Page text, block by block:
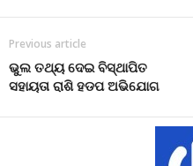
Previous article
ଭୁଲ ତଥ୍ୟ ଦେଇ ବିସ୍ଥାପିତ
ସହାୟତା ରାଶି ହଡପ ଅଭିଯୋଗ